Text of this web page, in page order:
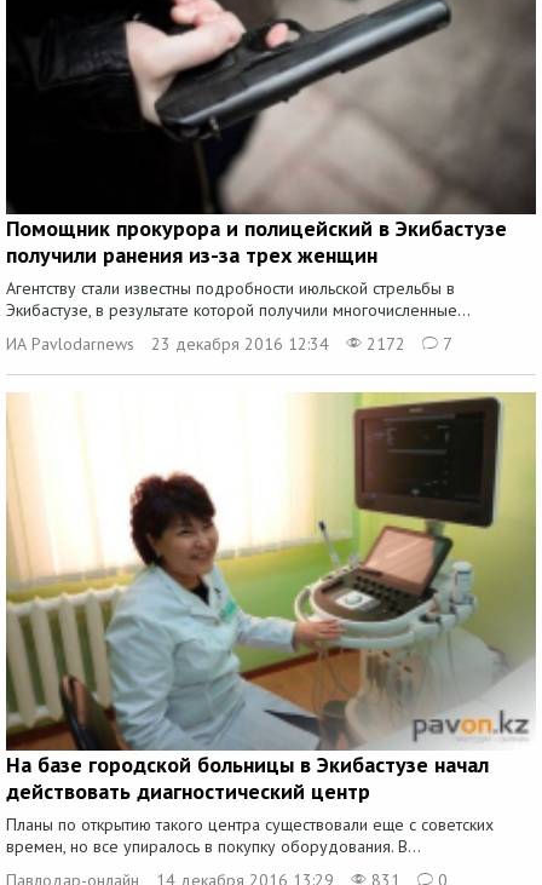
Помощник прокурора и полицейский в Экибастузе
получили ранения из-за трех женщин
Агентству стали известны подробности июльской стрельбы в
Экибастузе, в результате которой получили многочисленные...
ИА Pavlodarnews
23 декабря 2016 12:34 2172 7
На базе городской больницы в Экибастузе начал
действовать диагностический центр
Планы по открытию такого центра существовали еще с советских
времен, но все упиралось в покупку оборудования. В...
Павлодар-онлайн
14 декабря 2016 13:29 831 0